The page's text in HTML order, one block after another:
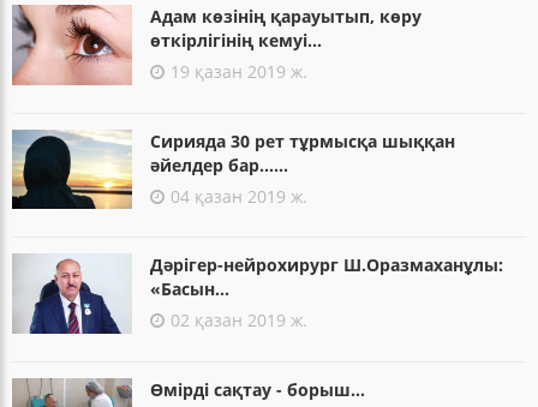
Адам көзінің қарауытып, көру
өткірлігінің кемуі...
19 қазан 2019 ж.
Сирияда 30 рет тұрмысқа шыққан
әйелдер бар......
04 қазан 2019 ж.
Дәрігер-нейрохирург Ш.Оразмаханұлы:
«Басын...
02 қазан 2019 ж.
Өмірді сақтау - борыш...